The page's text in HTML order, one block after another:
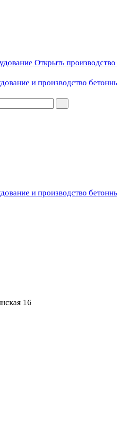
Открыть производство
16